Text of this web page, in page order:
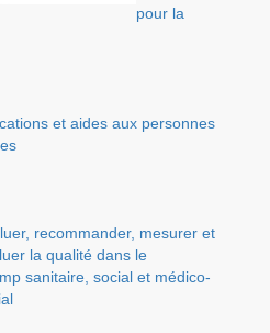
pour la
et aides aux personnes
recommander, mesurer et
la qualité dans le
sanitaire, social et médico-